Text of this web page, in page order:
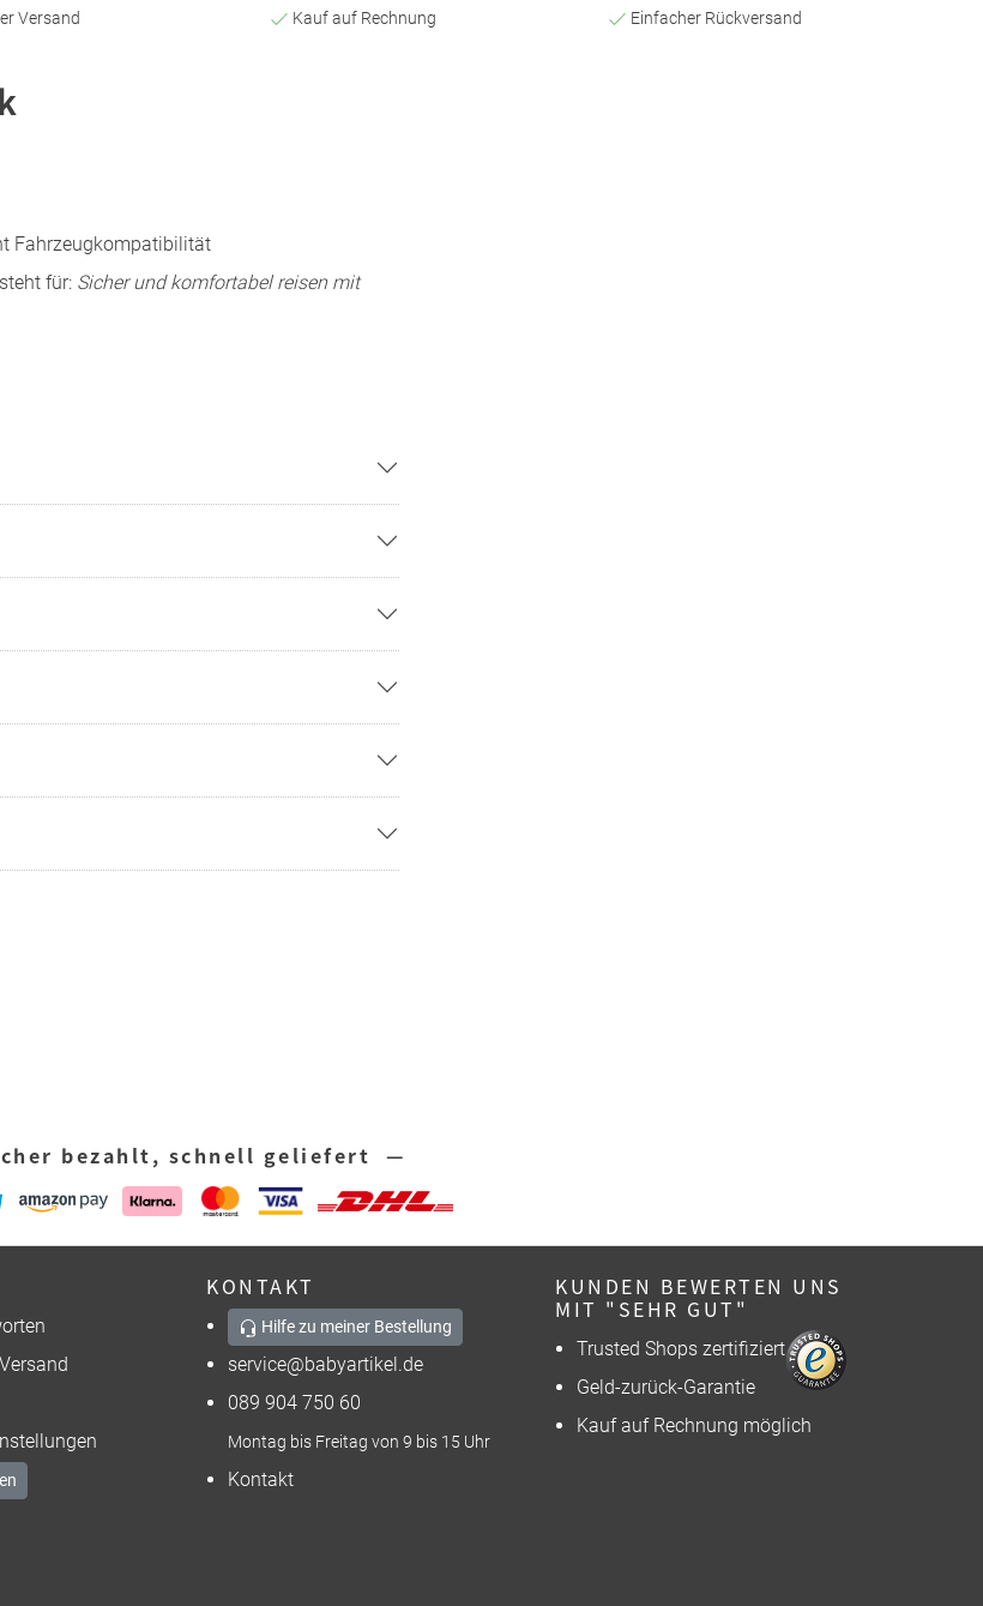
Versand Kauf auf Rechnung Einfacher Rückversand
Fahrzeugkompatibilität
für: Sicher und komfortabel reisen mit
bezahlt, schnell geliefert —
KONTAKT
Hilfe zu meiner Bestellung
service@babyartikel.de
089 904 750 60
Montag bis Freitag von 9 bis 15 Uhr
Kontakt
KUNDEN BEWERTEN UNS
MIT "SEHR GUT"
Trusted Shops zertifiziert
Geld-zurück-Garantie
Kauf auf Rechnung möglich